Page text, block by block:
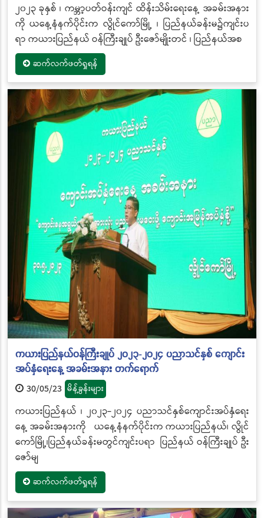
၂၀၂၃ ခုနှစ် ၊ ကမ္ဘာ့ပတ်ဝန်းကျင် ထိန်းသိမ်းရေးနေ့ အခမ်းအနား
ကို ယနေ့နံနက်ပိုင်းက လွိုင်ကော်မြို့ ၊ ပြည်နယ်ခန်းမ၌ကျင်းပ
ရာ ကယားပြည်နယ် ဝန်ကြီးချုပ် ဦးဇော်မျိုးတင် ၊ ပြည်နယ်အစ
ဆက်လက်ဖတ်ရှုရန်
ကယားပြည်နယ်ဝန်ကြီးချုပ် ၂၀၂၃-၂၀၂၄ ပညာသင်နှစ် ကျောင်း
အပ်နှံရေးနေ့ အခမ်းအနား တက်ရောက်
30/05/23 မိန့်ခွန်းများ
ကယားပြည်နယ် ၊ ၂၀၂၃-၂၀၂၄ ပညာသင်နှစ်ကျောင်းအပ်နှံရေး
နေ့ အခမ်းအနားကို ယနေ့နံနက်ပိုင်းက ကယားပြည်နယ်၊ လွိုင်
ကော်မြို့၊ပြည်နယ်ခန်းမတွင်ကျင်းပရာ ပြည်နယ် ဝန်ကြီးချုပ် ဦး
ဇော်မျ
ဆက်လက်ဖတ်ရှုရန်